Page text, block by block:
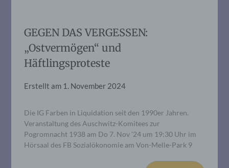
GEGEN DAS VERGESSEN:
„Ostvermögen“ und
Häftlingsproteste
Erstellt am 1. November 2024
Die IG Farben in Liquidation seit den 1990er Jahren.
Veranstaltung des Auschwitz-Komitees zur
Pogromnacht 1938 am Do 7. Nov ’24 um 19:30 Uhr im
Hörsaal des FB Sozialökonomie am Von-Melle-Park 9